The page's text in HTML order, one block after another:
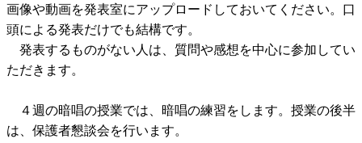
画像や動画を発表室にアップロードしておいてください。口
頭による発表だけでも結構です。
発表するものがない人は、質問や感想を中心に参加してい
ただきます。
４週の暗唱の授業では、暗唱の練習をします。授業の後半
は、保護者懇談会を行います。